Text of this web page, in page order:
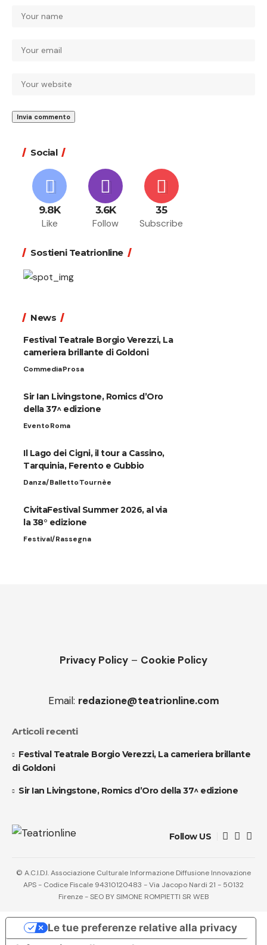
Social
9.8K
Like
3.6K
Follow
35
Subscribe
Sostieni Teatrionline
News
Festival Teatrale Borgio Verezzi, La
cameriera brillante di Goldoni
CommediaProsa
Sir Ian Livingstone, Romics d’Oro
della 37^ edizione
EventoRoma
Il Lago dei Cigni, il tour a Cassino,
Tarquinia, Ferento e Gubbio
Danza/BallettoTournèe
CivitaFestival Summer 2026, al via
la 38° edizione
Festival/Rassegna
Privacy Policy – Cookie Policy
Email: redazione@teatrionline.com
Articoli recenti
Festival Teatrale Borgio Verezzi, La cameriera brillante
di Goldoni
Sir Ian Livingstone, Romics d’Oro della 37^ edizione
Follow US
© A.C.I.D.I. Associazione Culturale Informazione Diffusione Innovazione
APS - Codice Fiscale 94310120483 - Via Jacopo Nardi 21 - 50132
Firenze - SEO BY SIMONE ROMPIETTI SR WEB
Le tue preferenze relative alla privacy